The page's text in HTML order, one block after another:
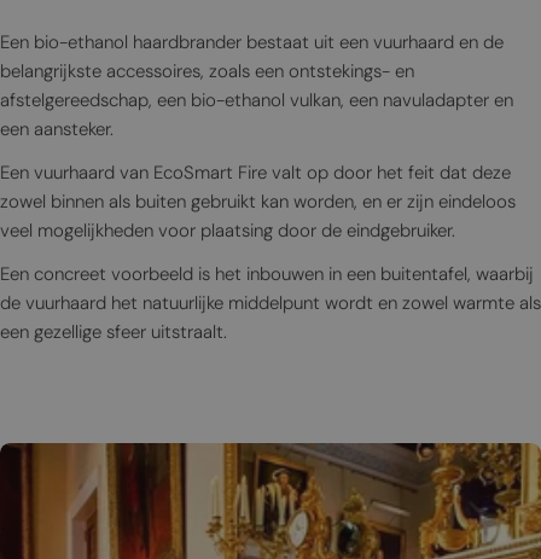
Een bio-ethanol haardbrander bestaat uit een vuurhaard en de
belangrijkste accessoires, zoals een ontstekings- en
afstelgereedschap, een bio-ethanol vulkan, een navuladapter en
een aansteker.
Een vuurhaard van EcoSmart Fire valt op door het feit dat deze
zowel binnen als buiten gebruikt kan worden, en er zijn eindeloos
veel mogelijkheden voor plaatsing door de eindgebruiker.
Een concreet voorbeeld is het inbouwen in een buitentafel, waarbij
de vuurhaard het natuurlijke middelpunt wordt en zowel warmte als
een gezellige sfeer uitstraalt.